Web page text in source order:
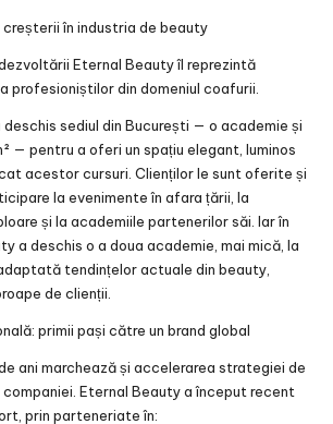
în industria de beauty
Eternal Beauty îl reprezintă
profesioniștilor din domeniul coafurii.
deschis sediul din București — o academie și
— pentru a oferi un spațiu elegant, luminos
acestor cursuri. Clienților le sunt oferite și
la evenimente în afara țării, la
și la academiile partenerilor săi. Iar în
a deschis o a doua academie, mai mică, la
tendințelor actuale din beauty,
de clienții.
primii pași către un brand global
ani marchează și accelerarea strategiei de
Eternal Beauty a început recent
prin parteneriate în: